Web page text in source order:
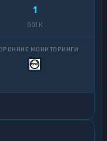
1
601 K